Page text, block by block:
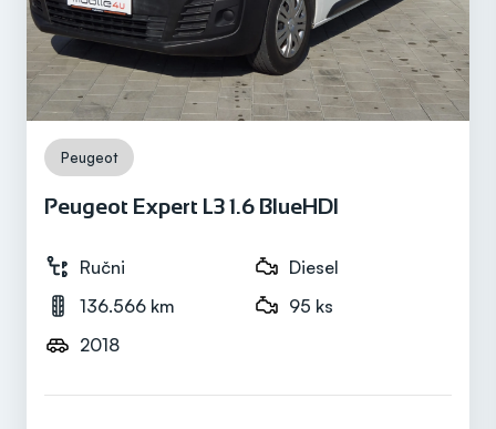
114.690 km
Motor
Diesel
100 ks
Ručni
Peugeot
Peugeot Expert L3 1.6 BlueHDI
Ručni
Diesel
136.566 km
95 ks
2018